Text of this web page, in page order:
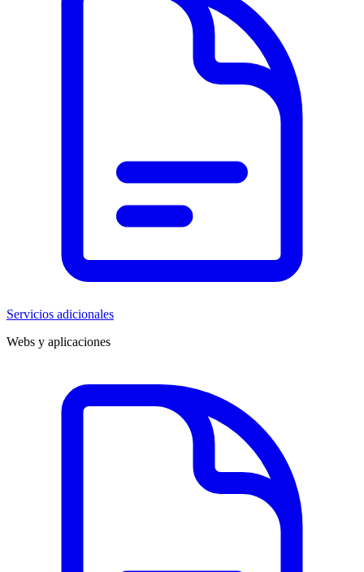
Servicios adicionales
Webs y aplicaciones